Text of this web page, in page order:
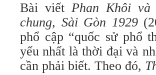
Bài viết Phan Khôi
chung, Sài Gòn 1929
phổ cập “quốc sử phổ
yếu nhất là thời đại và
cần phải biết. Theo đó,